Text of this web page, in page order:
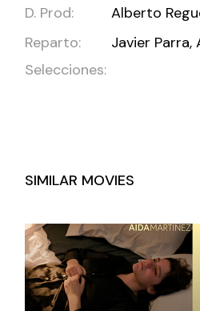
D. Prod:
Alberto
Reparto:
Javier Parra,
Selecciones:
SIMILAR MOVIES